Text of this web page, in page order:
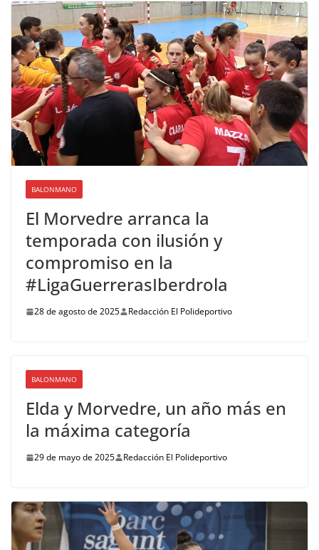
BALONMANO
El Morvedre arranca la
temporada con ilusión y
compromiso en la
#LigaGuerrerasIberdrola
28 de agosto de 2025 Redacción El Polideportivo
BALONMANO
Elda y Morvedre, un año más en
la máxima categoría
29 de mayo de 2025 Redacción El Polideportivo